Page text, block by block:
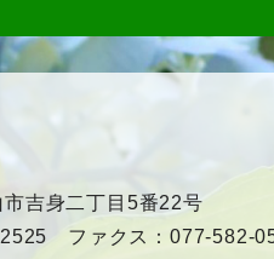
吉身二丁目5番22号
ファクス：077-582-